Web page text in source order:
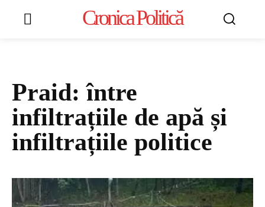
Cronica Politică
Praid: între
infiltrațiile de apă și
infiltrațiile politice